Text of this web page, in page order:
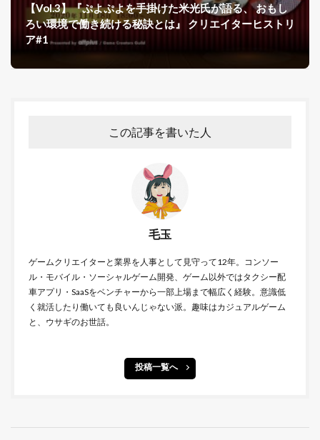
【Vol.3】『ぷよぷよを手掛けた米光氏が語る、 おもし
ろい環境で働き続ける秘訣とは』 クリエイターヒストリ
ア#1
この記事を書いた人
毛玉
ゲームクリエイターと業界を人事として見守って12年。コンソー
ル・モバイル・ソーシャルゲーム開発、ゲーム以外ではタクシー配
車アプリ・SaaSをベンチャーから一部上場まで幅広く経験。意識低
く就活したり働いても良いんじゃない派。趣味はカジュアルゲーム
と、ウサギのお世話。
投稿一覧へ